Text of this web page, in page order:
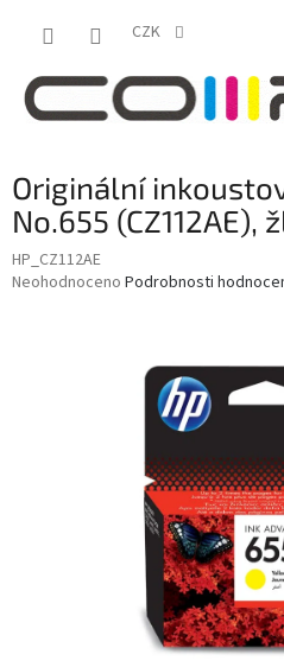
CZK
Originální
No.655 (CZ112AE),
HP_CZ112AE
Průměrné
Neohodnoceno Podrobnosti